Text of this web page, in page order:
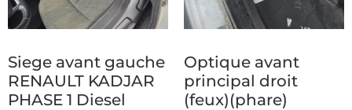
Siege avant gauche
RENAULT KADJAR
PHASE 1 Diesel
Optique avant
principal droit
(feux)(phare)